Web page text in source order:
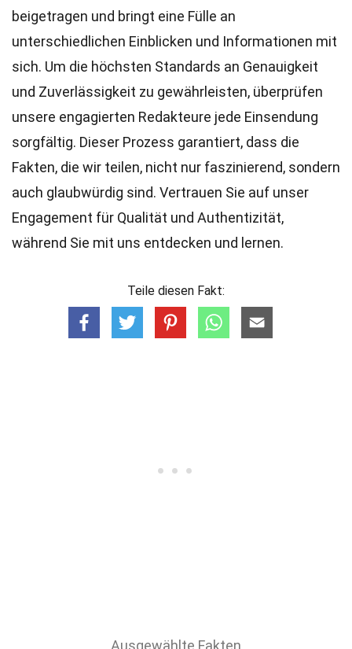
beigetragen und bringt eine Fülle an
unterschiedlichen Einblicken und Informationen mit
sich. Um die höchsten Standards an Genauigkeit
und Zuverlässigkeit zu gewährleisten, überprüfen
unsere engagierten Redakteure jede Einsendung
sorgfältig. Dieser Prozess garantiert, dass die
Fakten, die wir teilen, nicht nur faszinierend, sondern
auch glaubwürdig sind. Vertrauen Sie auf unser
Engagement für Qualität und Authentizität,
während Sie mit uns entdecken und lernen.
Teile diesen Fakt:
Ausgewählte Fakten